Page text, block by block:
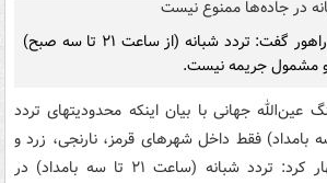
معاون اجتماعی پلیس راهور گفت: تردد شبانه (از ساعت ۲۱ تا سه صبح)
و مشمول جریمه نیست.
عین‌الله جهانی با بیان اینکه محدودیتهای تردد
(از ساعت ۲۱ تا سه بامداد) فقط داخل شهرهای قرمز، نارنجی، زرد و
آبی اعمال می‌شود، اظهار کرد: تردد شبانه (ساعت ۲۱ تا سه بامداد) در